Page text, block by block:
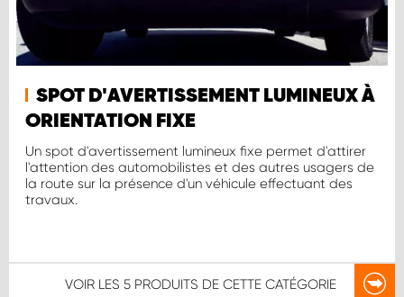
SPOT D'AVERTISSEMENT LUMINEUX À
ORIENTATION FIXE
Un spot d'avertissement lumineux fixe permet d'attirer
l'attention des automobilistes et des autres usagers de
la route sur la présence d'un véhicule effectuant des
travaux.
VOIR LES 5 PRODUITS DE CETTE CATÉGORIE